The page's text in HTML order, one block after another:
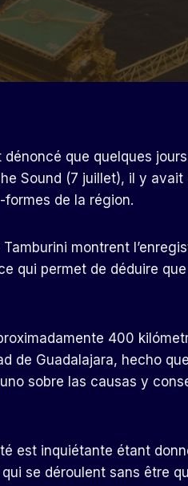
que quelques
Sound (7 juillet), il y avait
formes de la région.
montrent
qui permet de déduire
400
de Guadalajara, hecho
sobre las causas y
est inquiétante étant
qui se déroulent sans être